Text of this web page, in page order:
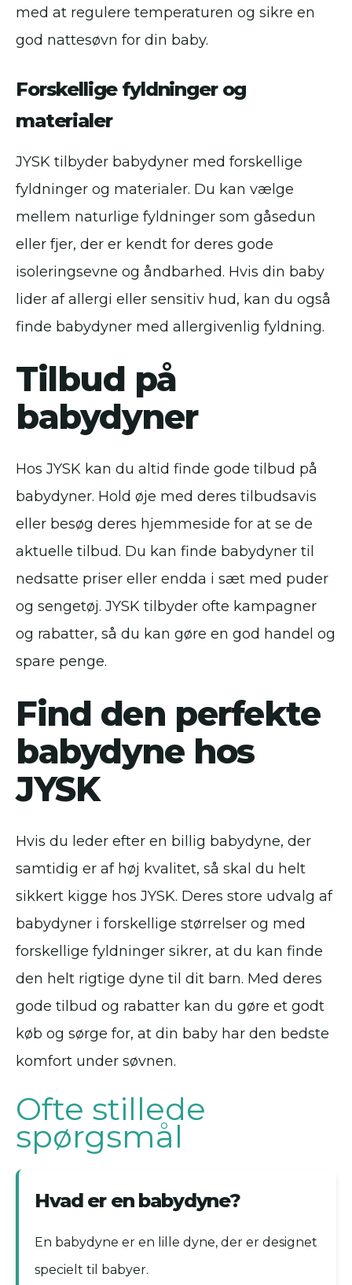
med at regulere temperaturen og sikre en
god nattesøvn for din baby.
Forskellige fyldninger og
materialer
JYSK tilbyder babydyner med forskellige
fyldninger og materialer. Du kan vælge
mellem naturlige fyldninger som gåsedun
eller fjer, der er kendt for deres gode
isoleringsevne og åndbarhed. Hvis din baby
lider af allergi eller sensitiv hud, kan du også
finde babydyner med allergivenlig fyldning.
Tilbud på
babydyner
Hos JYSK kan du altid finde gode tilbud på
babydyner. Hold øje med deres tilbudsavis
eller besøg deres hjemmeside for at se de
aktuelle tilbud. Du kan finde babydyner til
nedsatte priser eller endda i sæt med puder
og sengetøj. JYSK tilbyder ofte kampagner
og rabatter, så du kan gøre en god handel og
spare penge.
Find den perfekte
babydyne hos
JYSK
Hvis du leder efter en billig babydyne, der
samtidig er af høj kvalitet, så skal du helt
sikkert kigge hos JYSK. Deres store udvalg af
babydyner i forskellige størrelser og med
forskellige fyldninger sikrer, at du kan finde
den helt rigtige dyne til dit barn. Med deres
gode tilbud og rabatter kan du gøre et godt
køb og sørge for, at din baby har den bedste
komfort under søvnen.
Ofte stillede
spørgsmål
Hvad er en babydyne?
En babydyne er en lille dyne, der er designet
specielt til babyer.